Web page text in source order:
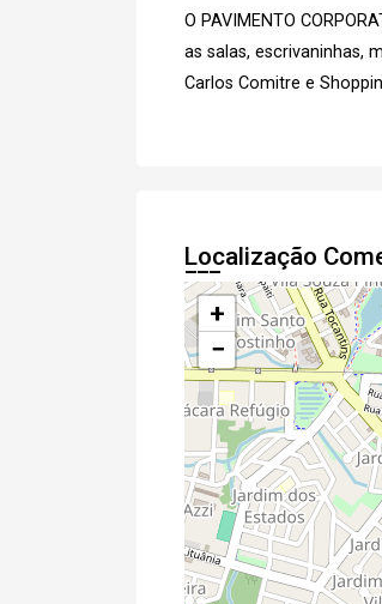
O PAVIMENTO
as salas, escrivaninhas,
Carlos Comitre e
Localização
+
−
Finalizar